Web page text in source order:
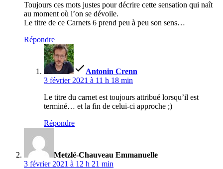
Toujours ces mots justes pour décrire cette sensation qui naît
au moment où l’on se dévoile.
Le titre de ce Carnets 6 prend peu à peu son sens…
Répondre
Antonin Crenn
3 février 2021 à 11 h 18 min
Le titre du carnet est toujours attribué lorsqu’il est
terminé… et la fin de celui-ci approche ;)
Répondre
Metzlé-Chauveau Emmanuelle
3 février 2021 à 12 h 21 min